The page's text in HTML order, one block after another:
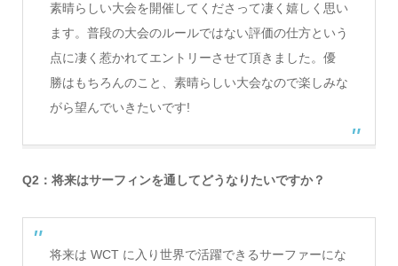
素晴らしい大会を開催してくださって凄く嬉しく思い
ます。普段の大会のルールではない評価の仕方という
点に凄く惹かれてエントリーさせて頂きました。優
勝はもちろんのこと、素晴らしい大会なので楽しみな
がら望んでいきたいです!
Q2：将来はサーフィンを通してどうなりたいですか？
将来は WCT に入り世界で活躍できるサーファーにな